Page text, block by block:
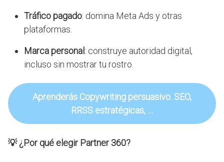
Tráfico pagado: domina Meta Ads y otras
plataformas.
Marca personal : construye autoridad digital,
incluso sin mostrar tu rostro.
Aprenderás Copywriting persuasivo. SEO,
RRSS estratégicas, …
💡¿Por qué elegir Partner 360?